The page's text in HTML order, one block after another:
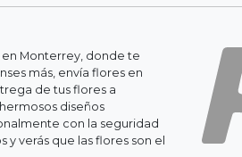
en Monterrey, donde te
más, envía flores en
de tus flores a
diseños
con la seguridad
verás que las flores son el